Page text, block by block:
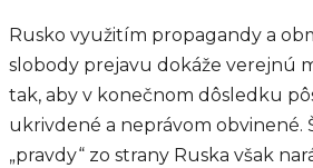
Rusko využitím propagandy a
slobody prejavu dokáže verejnú
tak, aby v konečnom dôsledku
ukrivdené a neprávom obvinené.
„pravdy“ zo strany Ruska však